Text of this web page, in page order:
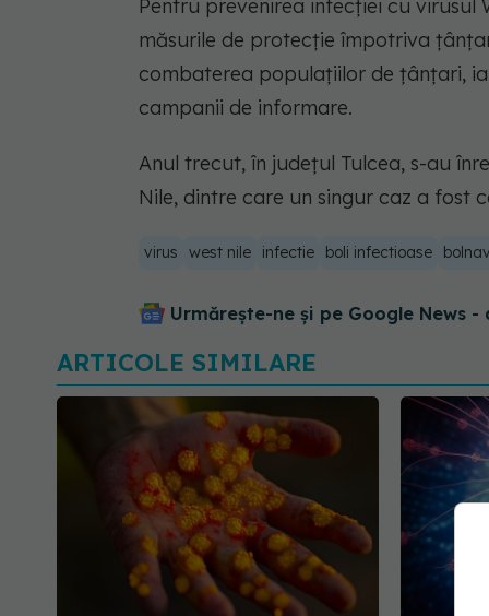
Pentru prevenirea infecţiei cu virusul
măsurile de protecţie împotriva
combaterea populaţiilor de ţânţari,
campanii de informare.
Anul trecut, în judeţul Tulcea, s-au
Nile, dintre care un singur caz a fost
virus west nile infectie boli infectioase bolnav
Urmărește-ne și pe Google News -
ARTICOLE SIMILARE